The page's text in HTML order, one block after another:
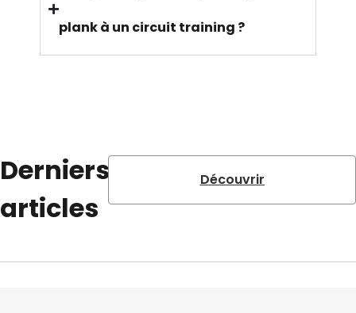
plank à un circuit training ?
Derniers
articles
Découvrir